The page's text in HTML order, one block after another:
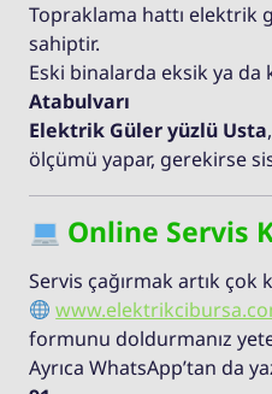
Topraklama hattı elektrik
sahiptir.
Eski binalarda eksik ya da
Atabulvarı
Elektrik Güler yüzlü Usta
ölçümü yapar, gerekirse
Online Servis
Servis çağırmak artık çok
formunu doldurmanız
Ayrıca WhatsApp’tan da